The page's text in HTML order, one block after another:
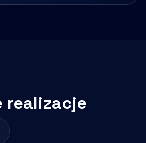
realizacje